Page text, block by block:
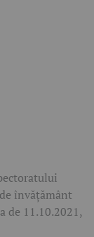
învățământ
de 11.10.2021,